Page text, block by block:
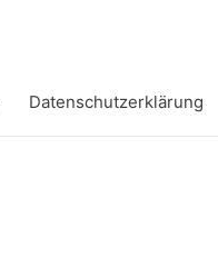
Datenschutzerklärung